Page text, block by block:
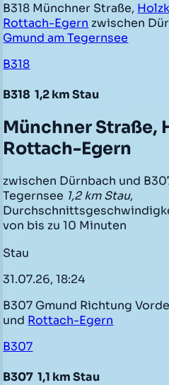
B318 Münchner Straße,
Rottach-Egern zwischen
Gmund am Tegernsee
B318
B318 1,2 km Stau
Münchner Straße,
Rottach-Egern
zwischen Dürnbach und
Tegernsee 1,2 km Stau,
von bis zu 10 Minuten
Stau
31.07.26, 18:24
B307 Gmund Richtung
und Rottach-Egern
B307
B307 1,1 km Stau